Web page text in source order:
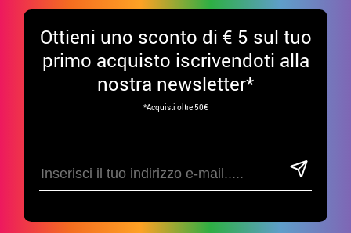
Ottieni uno sconto di € 5 sul tuo
primo acquisto iscrivendoti alla
nostra newsletter*
*Acquisti oltre 50€